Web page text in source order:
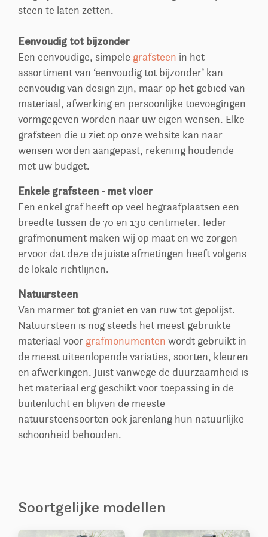
steen te laten zetten.
Eenvoudig tot bijzonder
Een eenvoudige, simpele grafsteen in het
assortiment van ‘eenvoudig tot bijzonder’ kan
eenvoudig van design zijn, maar op het gebied van
materiaal, afwerking en persoonlijke toevoegingen
vormgegeven worden naar uw eigen wensen. Elke
grafsteen die u ziet op onze website kan naar
wensen worden aangepast, rekening houdende
met uw budget.
Enkele grafsteen - met vloer
Een enkel graf heeft op veel begraafplaatsen een
breedte tussen de 70 en 130 centimeter. Ieder
grafmonument maken wij op maat en we zorgen
ervoor dat deze de juiste afmetingen heeft volgens
de lokale richtlijnen.
Natuursteen
Van marmer tot graniet en van ruw tot gepolijst.
Natuursteen is nog steeds het meest gebruikte
materiaal voor grafmonumenten wordt gebruikt in
de meest uiteenlopende variaties, soorten, kleuren
en afwerkingen. Juist vanwege de duurzaamheid is
het materiaal erg geschikt voor toepassing in de
buitenlucht en blijven de meeste
natuursteensoorten ook jarenlang hun natuurlijke
schoonheid behouden.
Soortgelijke modellen